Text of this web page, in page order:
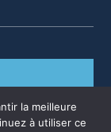
la meilleure
à utiliser ce